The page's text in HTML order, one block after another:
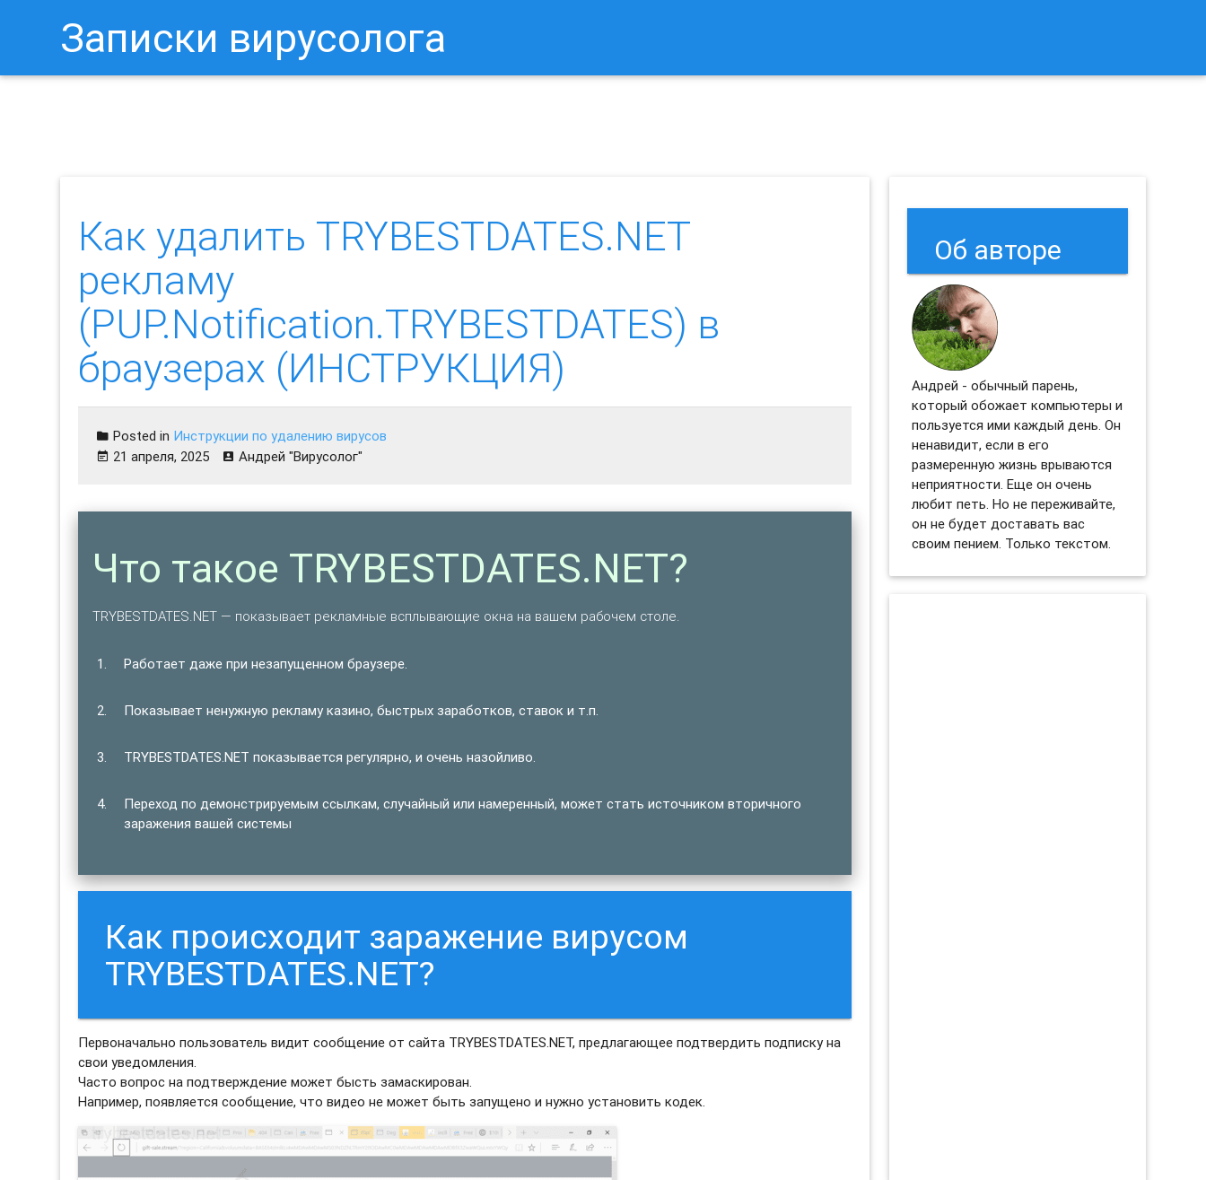
Записки вирусолога
Как удалить TRYBESTDATES.NET
рекламу
(PUP.Notification.TRYBESTDATES) в
браузерах (ИНСТРУКЦИЯ)
Posted in Инструкции по удалению вирусов
21 апреля, 2025
Андрей "Вирусолог"
Что такое TRYBESTDATES.NET?
TRYBESTDATES.NET — показывает рекламные всплывающие окна на вашем рабочем столе.
Работает даже при незапущенном браузере.
Показывает ненужную рекламу казино, быстрых заработков, ставок и т.п.
TRYBESTDATES.NET показывается регулярно, и очень назойливо.
Переход по демонстрируемым ссылкам, случайный или намеренный, может стать источником вторичного
заражения вашей системы
Как происходит заражение вирусом
TRYBESTDATES.NET?
Первоначально пользователь видит сообщение от сайта TRYBESTDATES.NET, предлагающее подтвердить подписку на
свои уведомления.
Часто вопрос на подтверждение может бысть замаскирован.
Например, появляется сообщение, что видео не может быть запущено и нужно установить кодек.
Об авторе
Андрей - обычный парень,
который обожает компьютеры и
пользуется ими каждый день. Он
ненавидит, если в его
размеренную жизнь врываются
неприятности. Еще он очень
любит петь. Но не переживайте,
он не будет доставать вас
своим пением. Только текстом.